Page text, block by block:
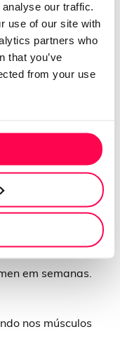
our traffic.
use of our site with
partners who
that you’ve
from your use
de abs que
diária, sem
adequado para
e a qualquer
de ginásio.
em semanas.
nos músculos